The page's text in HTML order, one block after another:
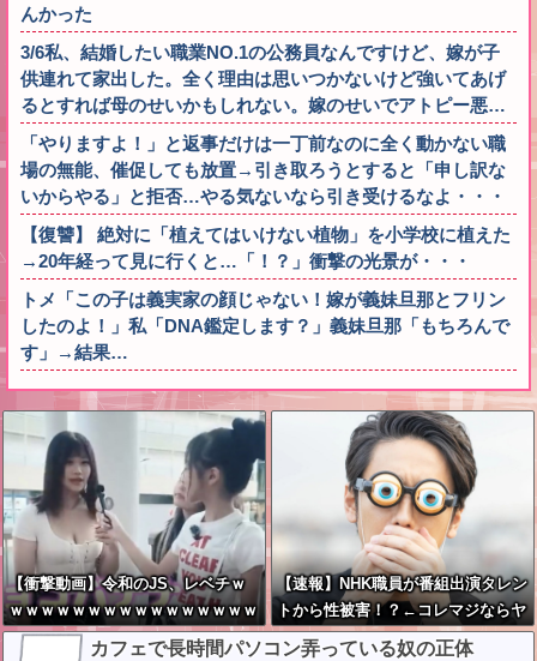
んかった
3/6私、結婚したい職業NO.1の公務員なんですけど、嫁が子
供連れて家出した。全く理由は思いつかないけど強いてあげ
るとすれば母のせいかもしれない。嫁のせいでアトピー悪…
「やりますよ！」と返事だけは一丁前なのに全く動かない職
場の無能、催促しても放置→引き取ろうとすると「申し訳な
いからやる」と拒否…やる気ないなら引き受けるなよ・・・
【復讐】 絶対に「植えてはいけない植物」を小学校に植えた
→20年経って見に行くと…「！？」衝撃の光景が・・・
トメ「この子は義実家の顔じゃない！嫁が義妹旦那とフリン
したのよ！」私「DNA鑑定します？」義妹旦那「もちろんで
す」→結果…
【衝撃動画】令和のJS、レベチｗ
ｗｗｗｗｗｗｗｗｗｗｗｗｗｗｗｗ
ｗｗｗｗｗｗｗｗｗｗｗｗｗ
【速報】NHK職員が番組出演タレン
トから性被害！？←コレマジならヤ
バくねーか？
カフェで長時間パソコン弄っている奴の正体